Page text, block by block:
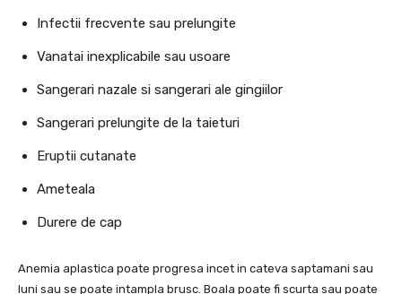
Infectii frecvente sau prelungite
Vanatai inexplicabile sau usoare
Sangerari nazale si sangerari ale gingiilor
Sangerari prelungite de la taieturi
Eruptii cutanate
Ameteala
Durere de cap
Anemia aplastica poate progresa incet in cateva saptamani sau
luni sau se poate intampla brusc. Boala poate fi scurta sau poate